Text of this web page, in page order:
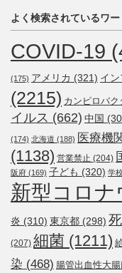
よく検索されているワー
COVID-19
(175) アメリカ (321) イ
(2215) カンピロバク
イルス (662) 中国
(174) 北海道 (188) 医療機
(1138) 営業禁止 (204)
阪府 (169) 子ども (320) 学
新型コロナ
炎 (310) 東京都 (298)
(207) 細菌 (1211)
染 (468) 腸管出血性大